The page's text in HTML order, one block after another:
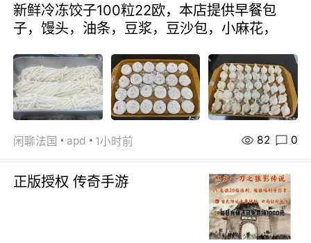
新鲜冷冻饺子100粒22欧，本店提供早餐包
子，馒头，油条，豆浆，豆沙包，小麻花，
闲聊法国 apd 1小时前 82 0
正版授权 传奇手游